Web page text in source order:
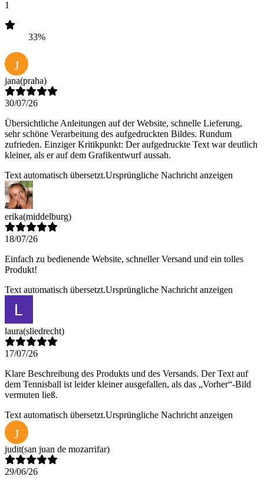
1
33%
J
jana(praha)
30/07/26
Übersichtliche Anleitungen auf der Website, schnelle Lieferung,
sehr schöne Verarbeitung des aufgedruckten Bildes. Rundum
zufrieden. Einziger Kritikpunkt: Der aufgedruckte Text war deutlich
kleiner, als er auf dem Grafikentwurf aussah.
Text automatisch übersetzt.Ursprüngliche Nachricht anzeigen
erika(middelburg)
18/07/26
Einfach zu bedienende Website, schneller Versand und ein tolles
Produkt!
Text automatisch übersetzt.Ursprüngliche Nachricht anzeigen
laura(sliedrecht)
17/07/26
Klare Beschreibung des Produkts und des Versands. Der Text auf
dem Tennisball ist leider kleiner ausgefallen, als das „Vorher“-Bild
vermuten ließ.
Text automatisch übersetzt.Ursprüngliche Nachricht anzeigen
J
judit(san juan de mozarrifar)
29/06/26